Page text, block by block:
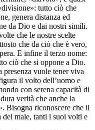
tutto ciò che
genera distanza ed
da Dio e dai nostri simili.
che le nostre scelte
che da ciò che è vero,
E infine il terzo nome:
ciò che si oppone a Dio.
presenza vuole tener viva
il volto dell’uomo e
con serena capacità di
verità che anche la
Bisogna riconoscere che il
del male, tanti i suoi volti e